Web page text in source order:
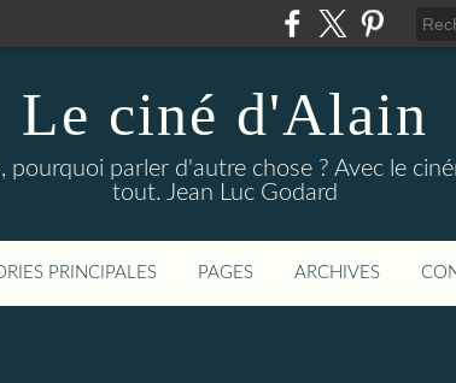
Le ciné d'Alain
pourquoi parler d'autre chose ? Avec le
tout. Jean Luc Godard
PRINCIPALES PAGES ARCHIVES